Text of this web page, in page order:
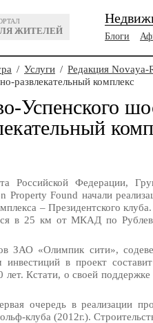
ЖИТЕЛЕЙ
Блоги
/ Услуги / Редакция Novaya-
развлекательный комплекс
Успенского
Российской Федерации,
Property Found начали
– Президентского
в 25 км от МКАД по
ЗАО «Олимпик сити»,
в проект
лет. Кстати, о своей
очередь в реализации
клуба (2012г.).